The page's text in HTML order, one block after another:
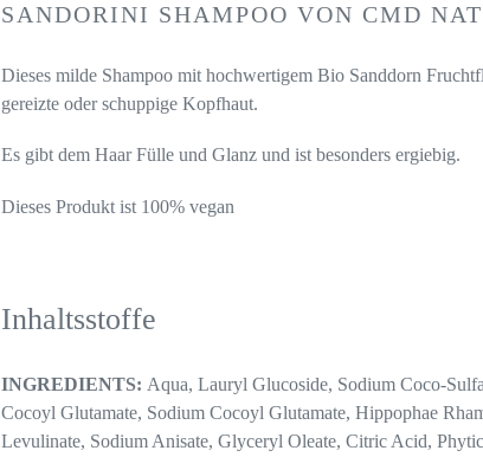
wird
SANDORINI SHAMPOO VON CMD
Dieses milde Shampoo mit hochwertigem Bio Sanddorn
gereizte oder schuppige Kopfhaut.
Es gibt dem Haar Fülle und Glanz und ist besonders ergiebig.
Dieses Produkt ist 100% vegan
Inhaltsstoffe
INGREDIENTS: Aqua, Lauryl Glucoside, Sodium Coco-
Cocoyl Glutamate, Sodium Cocoyl Glutamate, Hippophae
Levulinate, Sodium Anisate, Glyceryl Oleate, Citric Acid,